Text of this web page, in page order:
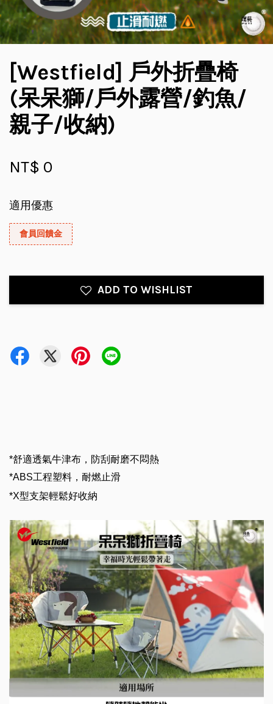
[Westfield] 戶外折疊椅
(呆呆獅/戶外露營/釣魚/
親子/收納)
NT$ 0
適用優惠
會員回饋金
ADD TO WISHLIST
*舒適透氣牛津布，防刮耐磨不悶熱
*ABS工程塑料，耐燃止滑
*X型支架輕鬆好收納